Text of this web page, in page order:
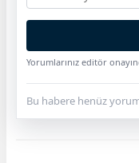
Yorumlarınız editör
Bu habere henüz